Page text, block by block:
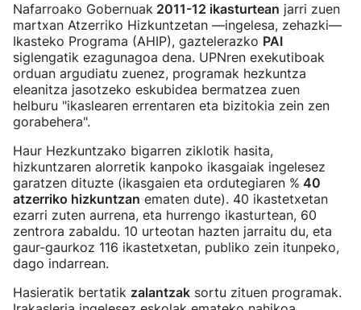
Nafarroako Gobernuak 2011-12 ikasturtean jarri zuen
martxan Atzerriko Hizkuntzetan —ingelesa, zehazki—
Ikasteko Programa (AHIP), gaztelerazko PAI
siglengatik ezagunagoa dena. UPNren exekutiboak
orduan argudiatu zuenez, programak hezkuntza
eleanitza jasotzeko eskubidea bermatzea zuen
helburu "ikaslearen errentaren eta bizitokia zein zen
gorabehera".
Haur Hezkuntzako bigarren ziklotik hasita,
hizkuntzaren alorretik kanpoko ikasgaiak ingelesez
garatzen dituzte (ikasgaien eta ordutegiaren % 40
atzerriko hizkuntzan ematen dute). 40 ikastetxetan
ezarri zuten aurrena, eta hurrengo ikasturtean, 60
zentrora zabaldu. 10 urteotan hazten jarraitu du, eta
gaur-gaurkoz 116 ikastetxetan, publiko zein itunpeko,
dago indarrean.
Hasieratik bertatik zalantzak sortu zituen programak.